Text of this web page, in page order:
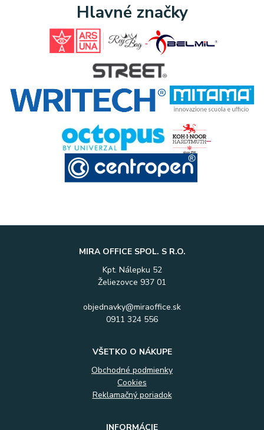
Hlavné značky
MIRA OFFICE SPOL. S R.O.
Kpt. Nálepku 52
Želiezovce 937 01
objednavky@miraoffice.sk
0911 324 556
VŠETKO O NÁKUPE
Obchodné podmienky
Cookies
Reklamačný poriadok
INFORMÁCIE